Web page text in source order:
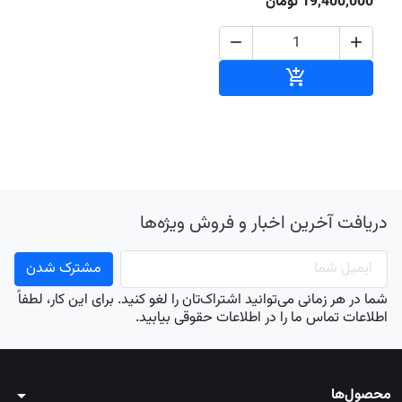



دریافت آخرین اخبار و فروش ویژه‌ها
شما در هر زمانی می‌توانید اشتراک‌تان را لغو کنید. برای این کار، لطفاً
اطلاعات تماس ما را در اطلاعات حقوقی بیابید.
محصول‌ها arrow_drop_down